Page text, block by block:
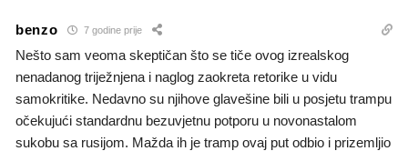
benzo 7 godine prije
Nešto sam veoma skeptičan što se tiče ovog izrealskog
nenadanog triježnjena i naglog zaokreta retorike u vidu
samokritike. Nedavno su njihove glavešine bili u posjetu trampu
očekujući standardnu bezuvjetnu potporu u novonastalom
sukobu sa rusijom. Mažda ih je tramp ovaj put odbio i prizemljio